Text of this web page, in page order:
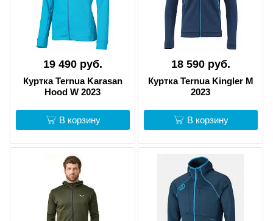
19 490 руб.
Куртка Ternua Karasan
Hood W 2023
В корзину
18 590 руб.
Куртка Ternua Kingler M
2023
В корзину